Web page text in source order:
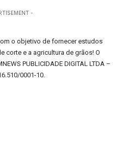
-
o objetivo de fornecer estudos
corte e a agricultura de grãos! O
PUBLICIDADE DIGITAL LTDA –
0001-10.